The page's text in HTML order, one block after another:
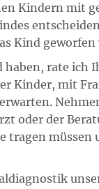
Kindern mit
Kind geworfen
rate ich
Kinder, mit
oder der
tragen